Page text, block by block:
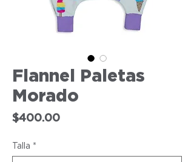
Flannel Paletas
Morado
$400.00Precio
Talla *